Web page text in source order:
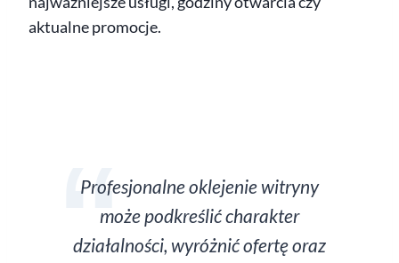
aktualne promocje.
Profesjonalne oklejenie witryny
może podkreślić charakter
działalności, wyróżnić ofertę oraz